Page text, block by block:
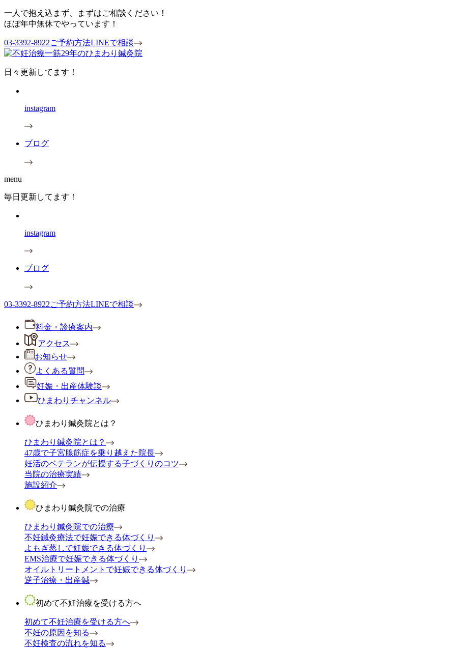
一人で抱え込まず、まずはご相談ください！
ほぼ年中無休でやっています！
03-3392-8922ご予約方法LINEで相談
日々更新してます！
instagram
ブログ
menu
毎日更新してます！
instagram
ブログ
03-3392-8922ご予約方法LINEで相談
料金・診療案内
アクセス
お知らせ
よくある質問
妊娠・出産体験談
ひまわりチャンネル
ひまわり鍼灸院とは？
ひまわり鍼灸院とは？
47歳で子宮腺筋症を乗り越えた院長
妊活のベテランが伝授する子づくりのコツ
当院の治療実績
施設紹介
ひまわり鍼灸院での治療
ひまわり鍼灸院での治療
不妊鍼灸療法で妊娠できる体づくり
よもぎ蒸しで妊娠できる体づくり
EMS治療で妊娠できる体づくり
オイルトリートメントで妊娠できる体づくり
逆子治療・出産鍼
初めて不妊治療を受ける方へ
初めて不妊治療を受ける方へ
不妊の原因を知る
不妊検査の流れを知る